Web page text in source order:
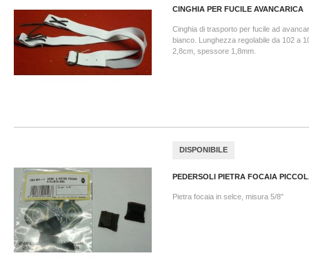
CINGHIA PER FUCILE AVANCARICA
Cinghia di trasporto per fucile ad
bianco. Lunghezza regolabile da 102 a
2,8cm, spessore 1,8mm.
DISPONIBILE
PEDERSOLI PIETRA FOCAIA
Pietra focaia in selce, misura 5/8"